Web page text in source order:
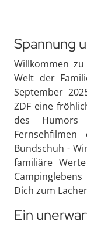
Spannung
Willkommen
Welt der
September
ZDF eine
des
Bundschuh -
familiäre
Dich zum
Ein